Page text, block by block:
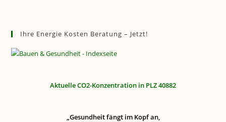
Ihre Energie Kosten Beratung – Jetzt!
Aktuelle CO2-Konzentration in PLZ 40882
„Gesundheit fängt im Kopf an,